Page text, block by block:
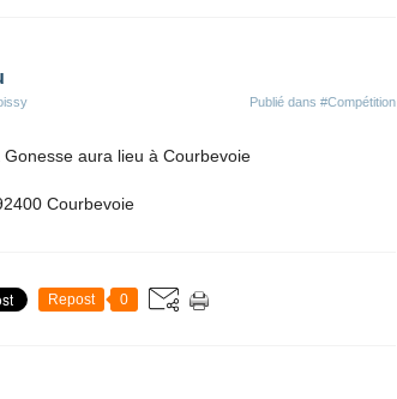
Publié dans #Compétition
aura lieu à Courbevoie
Courbevoie
Repost 0